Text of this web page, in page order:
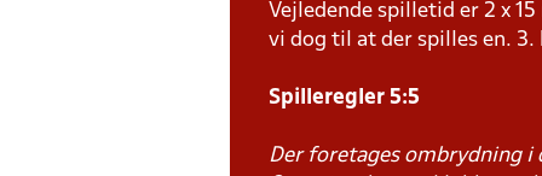
Vejledende spilletid er 2 x
vi dog til at der spilles en. 3.
Spilleregler 5:5
Der foretages ombrydning i